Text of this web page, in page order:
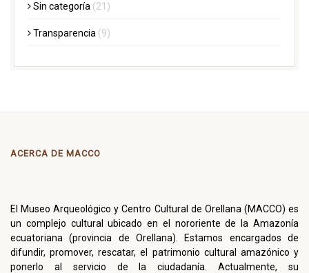
Sin categoría (21)
Transparencia (9)
ACERCA DE MACCO
El Museo Arqueológico y Centro Cultural de Orellana (MACCO) es
un complejo cultural ubicado en el nororiente de la Amazonía
ecuatoriana (provincia de Orellana). Estamos encargados de
difundir, promover, rescatar, el patrimonio cultural amazónico y
ponerlo al servicio de la ciudadanía. Actualmente, su